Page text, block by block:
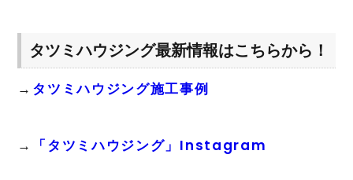
タツミハウジング最新情報はこちらから！
→ タツミハウジング施工事例
→ 「タツミハウジング」Instagram